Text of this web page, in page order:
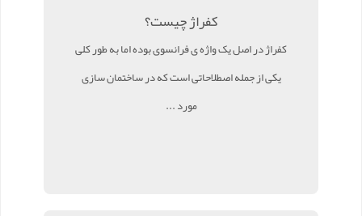
کفراژ چیست؟
کفراژ در اصل یک واژه ی فرانسوی بوده اما به طور کلی
یکی از جمله اصطلاحاتی است که در ساختمان سازی
مورد ...